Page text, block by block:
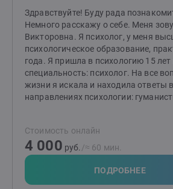
Здравствуйте! Буду рада
Немного расскажу о себе. Меня
Викторовна. Я психолог, у меня
психологическое образование,
года. Я пришла в психологию 15 лет
специальность: психолог. На все
жизни я искала и находила ответы
направлениях психологии:
совершенствую свои навыки -
методы и техники, прохожу
заканчиваю курсы повышения
свой опыт и постоянно
в самых современных методах
Стоимость онлайн
4 000 руб. /≈ 60 мин.
ПОДРОБНЕЕ